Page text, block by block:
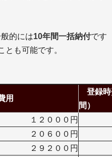
的には10年間一括納付です
とも可能です。
用
登録時
間）
１２０００円
２０６００円
２９２００円